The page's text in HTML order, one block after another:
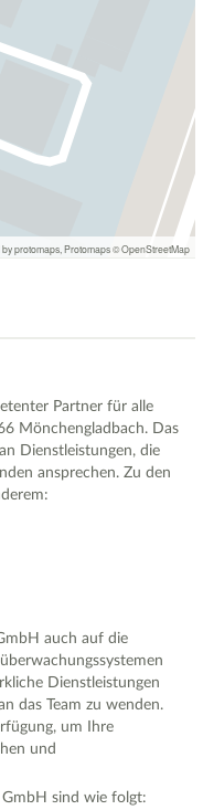
protomaps Protomaps©OpenStreetMap
Partner für alle
Mönchengladbach. Das
Dienstleistungen, die
ansprechen. Zu den
auch auf die
Dienstleistungen
das Team zu wenden.
um Ihre
und
sind wie folgt: